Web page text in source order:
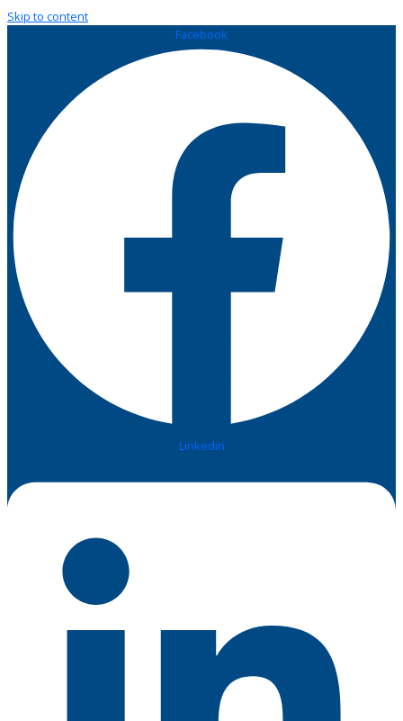
Skip to content
Facebook
Linkedin